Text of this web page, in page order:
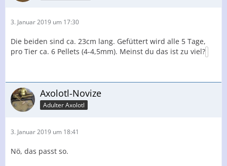
3. Januar 2019 um 17:30
Die beiden sind ca. 23cm lang. Gefüttert wird alle 5 Tage,
pro Tier ca. 6 Pellets (4-4,5mm). Meinst du das ist zu viel?
Axolotl-Novize
Adulter Axolotl
3. Januar 2019 um 18:41
Nö, das passt so.